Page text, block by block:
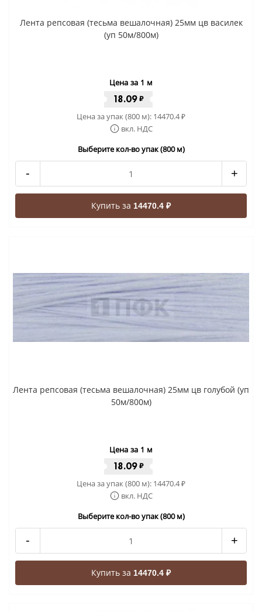
Лента репсовая (тесьма вешалочная) 25мм цв василек
(уп 50м/800м)
Цена за 1 м
18.09 ₽
Цена за упак (800 м): 14470.4₽
вкл. НДС
Выберите кол-во упак (800 м)
- +
Купить за 14470.4 ₽
Лента репсовая (тесьма вешалочная) 25мм цв голубой (уп
50м/800м)
Цена за 1 м
18.09 ₽
Цена за упак (800 м): 14470.4₽
вкл. НДС
Выберите кол-во упак (800 м)
- +
Купить за 14470.4 ₽